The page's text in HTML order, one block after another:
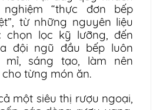
“thực đơn bếp
từ những nguyên liệu
chọn lọc kỹ lưỡng, đến
đội ngũ đầu bếp luôn
sáng tạo, làm nên
từng món ăn.
một siêu thị rượu ngoại,